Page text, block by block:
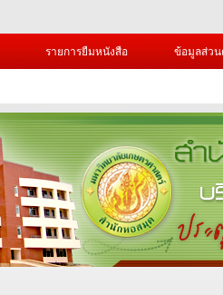
รายการยืมหนังสือ ข้อมูลส่ว